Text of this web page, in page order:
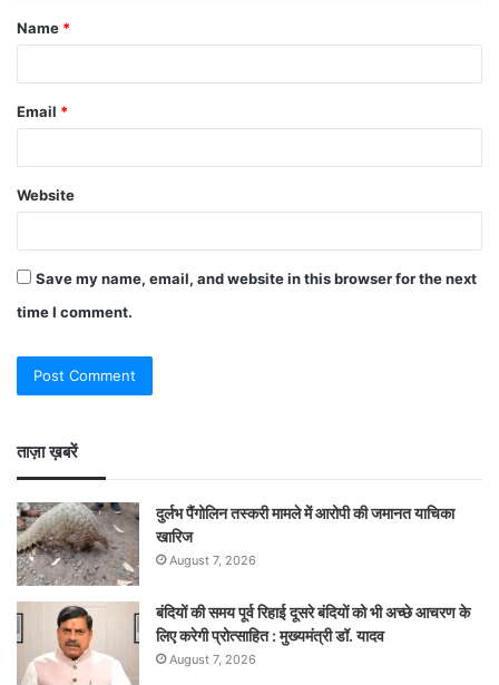
Name *
Email *
Website
Save my name, email, and website in this browser for the next
time I comment.
ताज़ा ख़बरें
दुर्लभ पैंगोलिन तस्करी मामले में आरोपी की जमानत याचिका
खारिज
August 7, 2026
बंदियों की समय पूर्व रिहाई दूसरे बंदियों को भी अच्छे आचरण के
लिए करेगी प्रोत्साहित : मुख्यमंत्री डॉ. यादव
August 7, 2026